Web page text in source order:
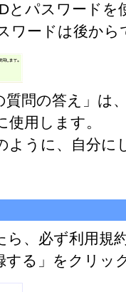
とパスワードを
ワードは後から
質問の答え」
用します。
ように、自分に
ら、必ず利用規
する」をクリッ